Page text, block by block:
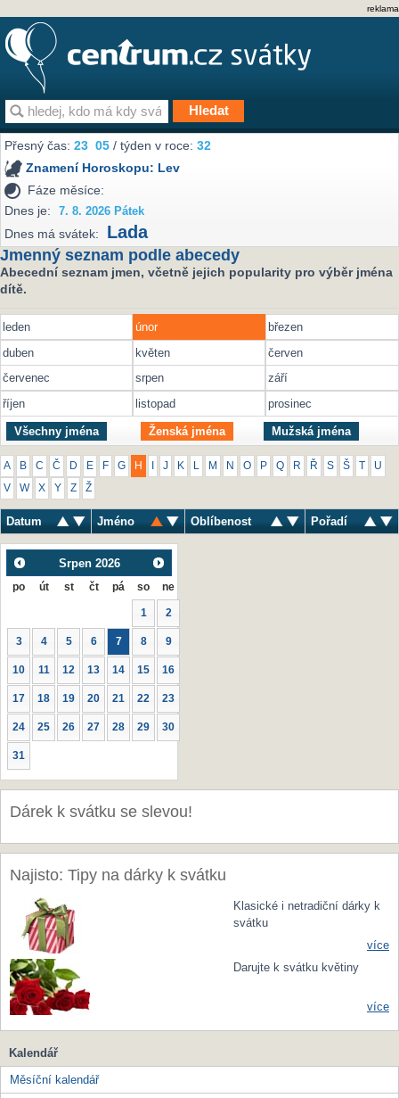
reklama
Přesný čas:23 05 / týden v roce:32
Znamení Horoskopu: Lev
Fáze měsíce:
Dnes je:
7. 8. 2026 Pátek
Dnes má svátek: Lada
Jmenný seznam podle abecedy
Abecední seznam jmen, včetně jejich popularity pro výběr jména
dítě.
leden únor
březen
duben
květen
červen
červenec
srpen
září
říjen
listopad prosinec
Všechny jména Ženská jména Mužská jména
A B C Č D E F G H J K M N O P Q R Ř S Š U
V W X Y Z Ž
Datum Jméno Oblíbenost Pořadí
Srpen 2026
po út st čt pá so ne
1 2
3 4 5 6 7 8 9
10 11 12 13 14 15 16
17 18 19 20 21 22 23
24 25 26 27 28 29 30
31
Dárek k svátku se slevou!
Najisto: Tipy na dárky k svátku
Klasické i netradiční dárky k
svátku
více
Darujte k svátku květiny
více
Kalendář
Měsíční kalendář